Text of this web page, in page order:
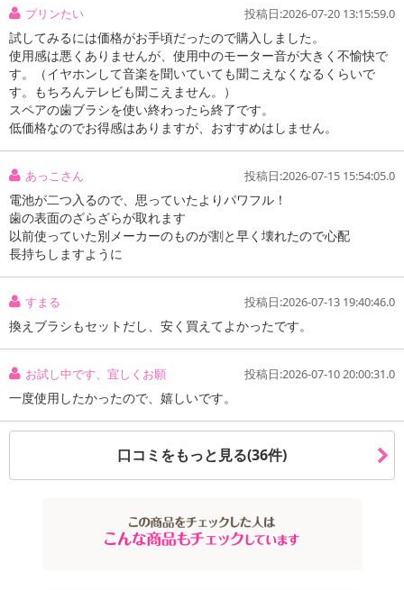
プリンたい 投稿日:2026-07-20 13:15:59.0
試してみるには価格がお手頃だったので購入しました。
使用感は悪くありませんが、使用中のモーター音が大きく不愉快で
す。（イヤホンして音楽を聞いていても聞こえなくなるくらいで
す。もちろんテレビも聞こえません。）
スペアの歯ブラシを使い終わったら終了です。
低価格なのでお得感はありますが、おすすめはしません。
あっこさん 投稿日:2026-07-15 15:54:05.0
電池が二つ入るので、思っていたよりパワフル！
歯の表面のざらざらが取れます
以前使っていた別メーカーのものが割と早く壊れたので心配
長持ちしますように
すまる 投稿日:2026-07-13 19:40:46.0
換えブラシもセットだし、安く買えてよかったです。
お試し中です、宜しくお願 投稿日:2026-07-10 20:00:31.0
一度使用したかったので、嬉しいです。
口コミをもっと見る(36件)